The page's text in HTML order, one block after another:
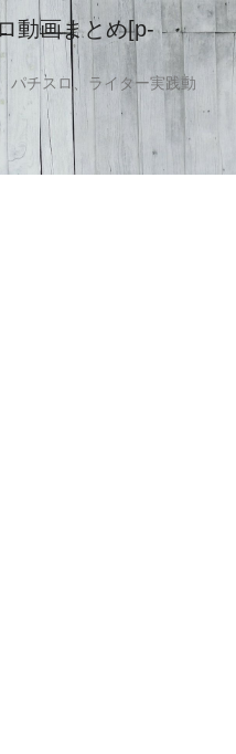
動画まとめ[p-
パチスロ、ライター実践動